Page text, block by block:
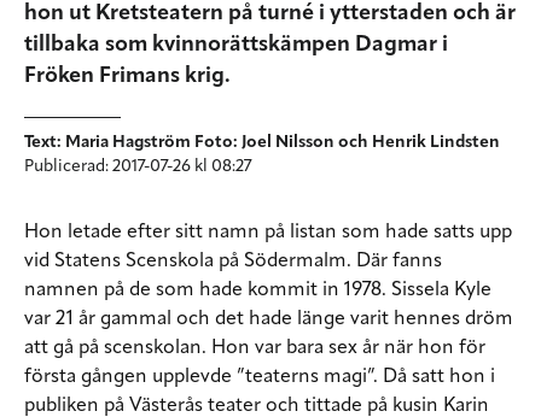
hon ut Kretsteatern på turné i ytterstaden och är
tillbaka som kvinnorättskämpen Dagmar i
Fröken Frimans krig.
Text: Maria Hagström Foto: Joel Nilsson och Henrik Lindsten
Publicerad: 2017-07-26 kl 08:27
Hon letade efter sitt namn på listan som hade satts upp
vid Statens Scenskola på Södermalm. Där fanns
namnen på de som hade kommit in 1978. Sissela Kyle
var 21 år gammal och det hade länge varit hennes dröm
att gå på scenskolan. Hon var bara sex år när hon för
första gången upplevde ”teaterns magi”. Då satt hon i
publiken på Västerås teater och tittade på kusin Karin